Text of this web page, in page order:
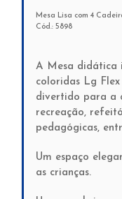
Mesa Lisa com 4
Cód.: 5898
A Mesa didática
coloridas Lg
divertido para a
recreação,
pedagógicas,
Um espaço
as crianças.